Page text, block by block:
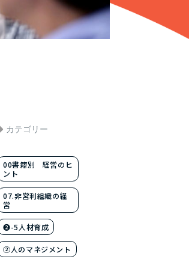
カテゴリー
00書籍別 経営のヒ
ント
07.非営利組織の経
営
❷-5人材育成
②人のマネジメント